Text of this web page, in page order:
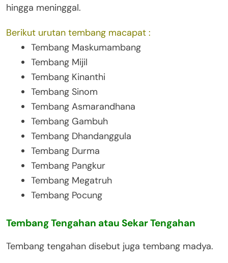
hingga meninggal.
Berikut urutan tembang macapat :
Tembang Maskumambang
Tembang Mijil
Tembang Kinanthi
Tembang Sinom
Tembang Asmarandhana
Tembang Gambuh
Tembang Dhandanggula
Tembang Durma
Tembang Pangkur
Tembang Megatruh
Tembang Pocung
Tembang Tengahan atau Sekar Tengahan
Tembang tengahan disebut juga tembang madya.